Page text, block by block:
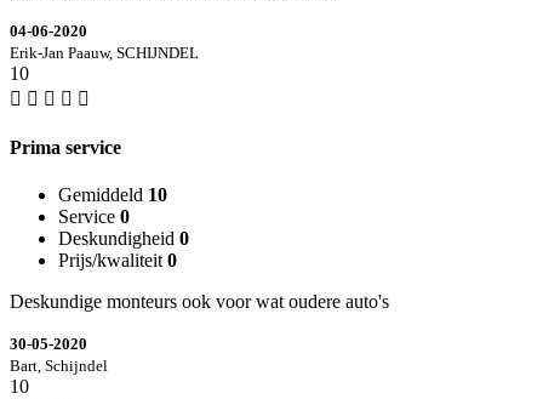
04-06-2020
Erik-Jan Paauw, SCHIJNDEL
10
Prima service
Gemiddeld 10
Service 0
Deskundigheid 0
Prijs/kwaliteit 0
Deskundige monteurs ook voor wat oudere auto's
30-05-2020
Bart, Schijndel
10